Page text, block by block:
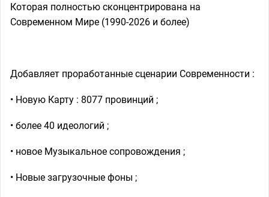
Которая полностью сконцентрирована на
Современном Мире (1990-2026 и более)
Добавляет проработанные сценарии Современности :
• Новую Карту : 8077 провинций ;
• более 40 идеологий ;
• новое Музыкальное сопровождения ;
• Новые загрузочные фоны ;